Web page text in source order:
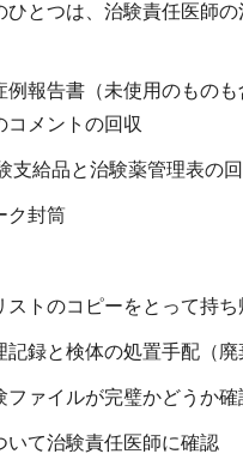
とつは、治験責任医師
例報告書（未使用のもの
コメントの回収
支給品と治験薬管理表の
ク封筒
ストのコピーをとって持ち
録と検体の処置手配（廃
ファイルが完璧かどうか確
いて治験責任医師に確認